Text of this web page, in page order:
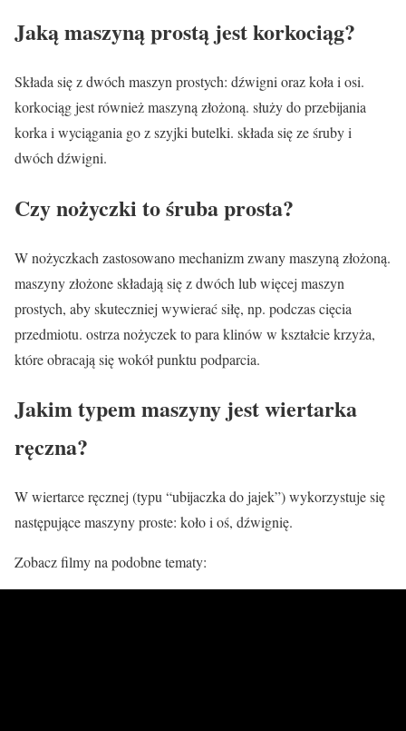
Jaką maszyną prostą jest korkociąg?
Składa się z dwóch maszyn prostych: dźwigni oraz koła i osi.
korkociąg jest również maszyną złożoną. służy do przebijania
korka i wyciągania go z szyjki butelki. składa się ze śruby i
dwóch dźwigni.
Czy nożyczki to śruba prosta?
W nożyczkach zastosowano mechanizm zwany maszyną złożoną.
maszyny złożone składają się z dwóch lub więcej maszyn
prostych, aby skuteczniej wywierać siłę, np. podczas cięcia
przedmiotu. ostrza nożyczek to para klinów w kształcie krzyża,
które obracają się wokół punktu podparcia.
Jakim typem maszyny jest wiertarka
ręczna?
W wiertarce ręcznej (typu “ubijaczka do jajek”) wykorzystuje się
następujące maszyny proste: koło i oś, dźwignię.
Zobacz filmy na podobne tematy: